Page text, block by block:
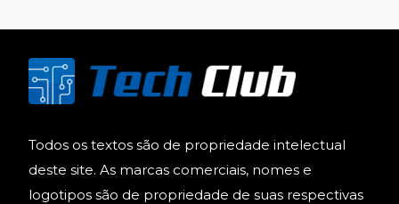
Todos os textos são de propriedade intelectual
deste site. As marcas comerciais, nomes e
logotipos são de propriedade de suas respectivas